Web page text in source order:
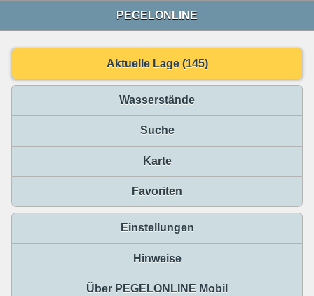
PEGELONLINE
Aktuelle Lage (145)
Wasserstände
Suche
Karte
Favoriten
Einstellungen
Hinweise
Über PEGELONLINE Mobil